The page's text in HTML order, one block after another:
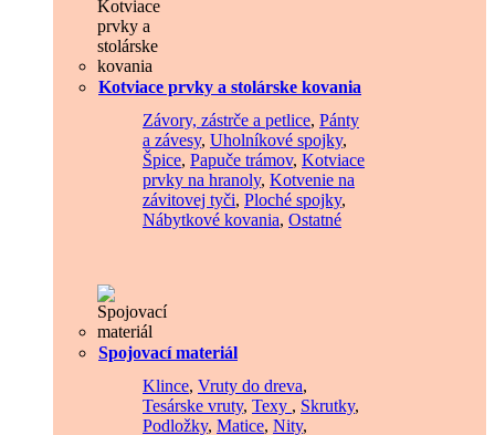
Kotviace prvky a stolárske kovania
Závory, zástrče a petlice, Pánty
a závesy, Uholníkové spojky,
Špice, Papuče trámov, Kotviace
prvky na hranoly, Kotvenie na
závitovej tyči, Ploché spojky,
Nábytkové kovania, Ostatné
Spojovací materiál
Klince, Vruty do dreva,
Tesárske vruty, Texy , Skrutky,
Podložky, Matice, Nity,